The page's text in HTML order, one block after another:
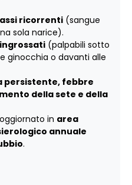
ricorrenti (sangue
sola narice).
(palpabili sotto
ginocchia o davanti alle
persistente, febbre
della sete e della
in area
annuale
.